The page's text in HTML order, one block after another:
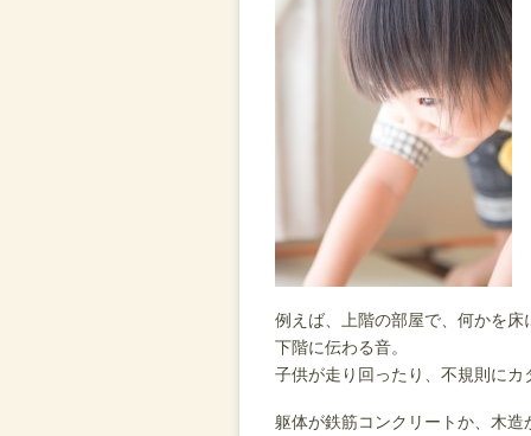
例えば、上階の部屋で、何かを床
下階に伝わる音。
子供が走り回ったり、不規則にカ
躯体が鉄筋コンクリートか、木造